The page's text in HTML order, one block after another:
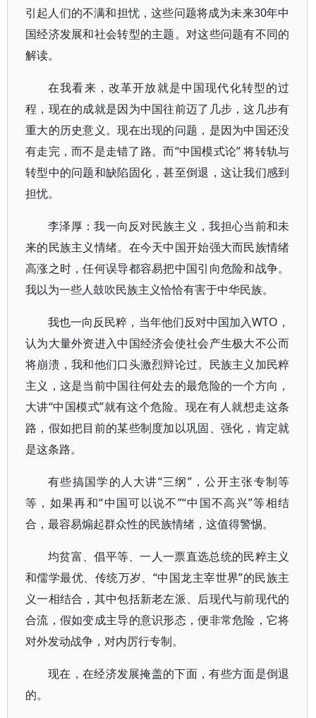
引起人们的不满和担忧，这些问题将成为未来30年中
国经济发展和社会转型的主题。对这些问题有不同的
解读。
在我看来，改革开放就是中国现代化转型的过
程，现在的成就是因为中国往前迈了几步，这几步有
重大的历史意义。现在出现的问题，是因为中国还没
有走完，而不是走错了路。而“中国模式论” 将转轨与
转型中的问题和缺陷固化，甚至倒退，这让我们感到
担忧。
李泽厚：我一向反对民族主义，我担心当前和未
来的民族主义情绪。在今天中国开始强大而民族情绪
高涨之时，任何误导都容易把中国引向危险和战争。
我以为一些人鼓吹民族主义恰恰有害于中华民族。
我也一向反民粹，当年他们反对中国加入WTO，
认为大量外资进入中国经济会使社会产生极大不公而
将崩溃，我和他们口头激烈辩论过。民族主义加民粹
主义，这是当前中国往何处去的最危险的一个方向，
大讲“中国模式”就有这个危险。现在有人就想走这条
路，假如把目前的某些制度加以巩固、强化，肯定就
是这条路。
有些搞国学的人大讲“三纲”，公开主张专制等
等，如果再和“中国可以说不”“中国不高兴”等相结
合，最容易煽起群众性的民族情绪，这值得警惕。
均贫富、倡平等、一人一票直选总统的民粹主义
和儒学最优、传统万岁、“中国龙主宰世界”的民族主
义一相结合，其中包括新老左派、后现代与前现代的
合流，假如变成主导的意识形态，便非常危险，它将
对外发动战争，对内厉行专制。
现在，在经济发展掩盖的下面，有些方面是倒退
的。